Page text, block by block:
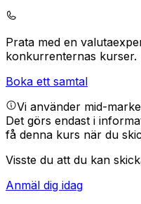
Prata med en
konkurrenternas kurser.
Boka ett samtal
Vi använder mid-
Det görs endast i
få denna kurs när du
Visste du att du kan
Anmäl dig idag